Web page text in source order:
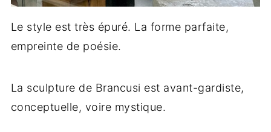
Le style est très épuré. La forme parfaite,
empreinte de poésie.
La sculpture de Brancusi est avant-gardiste,
conceptuelle, voire mystique.